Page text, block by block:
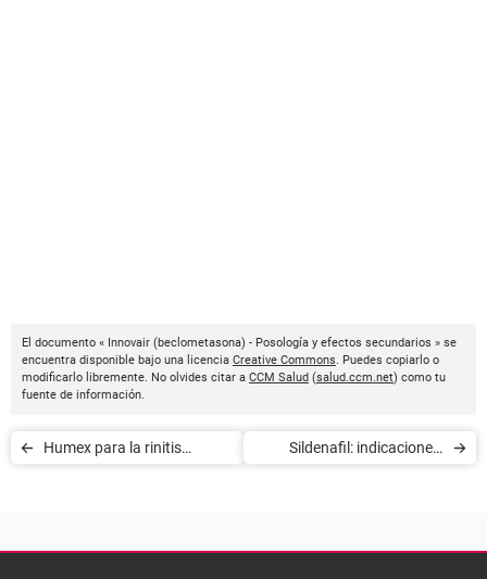
El documento « Innovair (beclometasona) - Posología y efectos secundarios » se
encuentra disponible bajo una licencia Creative Commons. Puedes copiarlo o
modificarlo libremente. No olvides citar a CCM Salud (salud.ccm.net) como tu
fuente de información.
Humex para la rinitis
Sildenafil: indicaciones,